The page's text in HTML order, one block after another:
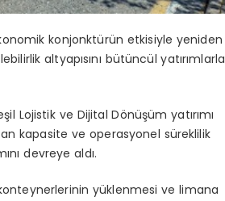
konjonktürün etkisiyle yeniden
altyapısını bütüncül yatırımlarla
Lojistik ve Dijital Dönüşüm yatırımı
kapasite ve operasyonel süreklilik
devreye aldı.
yüklenmesi ve limana